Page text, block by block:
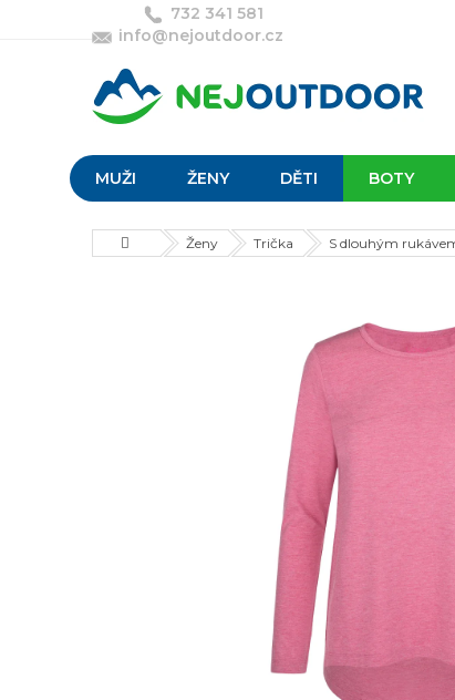
732 341 581
info@nejoutdoor.cz
MUŽI ŽENY DĚTI BOTY
DomůŽeny Trička S dlouhým